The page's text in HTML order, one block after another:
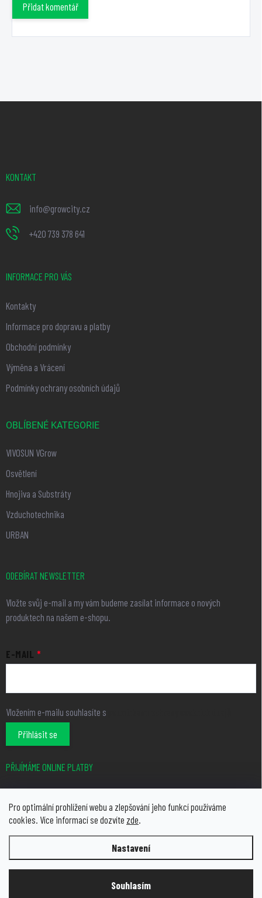
Pro optimální prohlížení webu a zlepšování jeho funkcí používáme
cookies. Více informací se dozvíte zde.
Nastavení
Souhlasím
Přidat komentář
KONTAKT
info@growcity.cz
+420 739 378 641
INFORMACE PRO VÁS
Kontakty
Informace pro dopravu a platby
Obchodní podmínky
Výměna a Vrácení
Podmínky ochrany osobních údajů
OBLÍBENÉ KATEGORIE
VIVOSUN VGrow
Osvětlení
Hnojiva a Substráty
Vzduchotechnika
URBAN
ODEBÍRAT NEWSLETTER
Vložte svůj e-mail a my vám budeme zasílat informace o nových
produktech na našem e-shopu.
E-MAIL
Vložením e-mailu souhlasíte s
Přihlásit se
PŘIJÍMÁME ONLINE PLATBY
Copyright 2026growcity.cz. Všechna práva vyhrazena.Upravit